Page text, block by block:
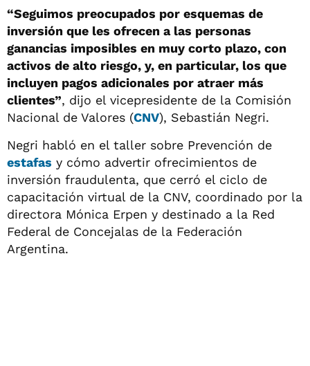
“Seguimos preocupados por esquemas de
inversión que les ofrecen a las personas
ganancias imposibles en muy corto plazo, con
activos de alto riesgo, y, en particular, los que
incluyen pagos adicionales por atraer más
clientes”, dijo el vicepresidente de la Comisión
Nacional de Valores (CNV), Sebastián Negri.
Negri habló en el taller sobre Prevención de
estafas y cómo advertir ofrecimientos de
inversión fraudulenta, que cerró el ciclo de
capacitación virtual de la CNV, coordinado por la
directora Mónica Erpen y destinado a la Red
Federal de Concejalas de la Federación
Argentina.